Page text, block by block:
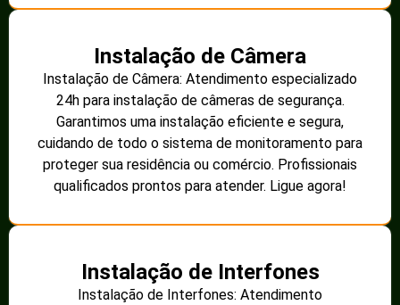
Instalação de Câmera
Instalação de Câmera: Atendimento especializado
24h para instalação de câmeras de segurança.
Garantimos uma instalação eficiente e segura,
cuidando de todo o sistema de monitoramento para
proteger sua residência ou comércio. Profissionais
qualificados prontos para atender. Ligue agora!
Instalação de Interfones
Instalação de Interfones: Atendimento